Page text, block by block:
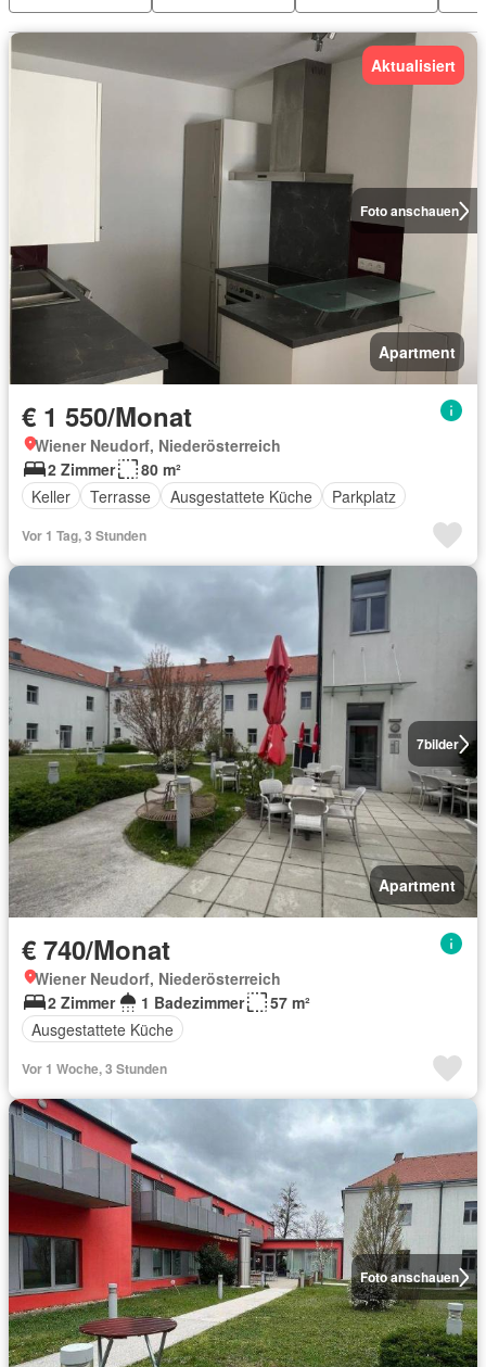
Foto anschauen
Aktualisiert
Apartment
€ 1 550/Monat
Wiener Neudorf, Niederösterreich
2 Zimmer
80 m²
Keller
Terrasse Ausgestattete Küche Parkplatz
Vor 1 Tag, 3 Stunden
7bilder
Apartment
€ 740/Monat
Wiener Neudorf, Niederösterreich
2 Zimmer
1 Badezimmer
57 m²
Ausgestattete Küche
Vor 1 Woche, 3 Stunden
Foto anschauen